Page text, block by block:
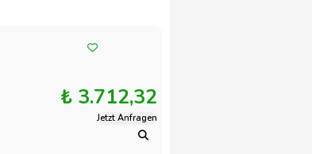
₺ 3.712,32
Jetzt Anfragen